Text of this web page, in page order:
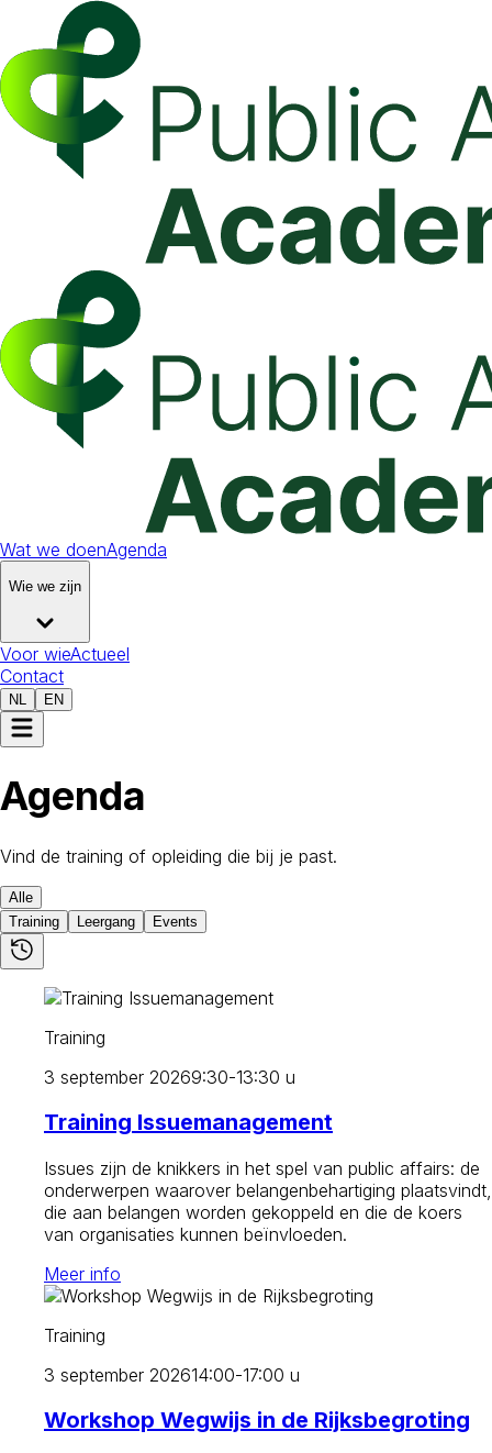
Wat we doenAgenda
Wie we zijn
Voor wieActueel
Contact
NL EN
Agenda
Vind de training of opleiding die bij je past.
Alle
Training
Leergang Events
Training
3 september 20269:30-13:30 u
Training Issuemanagement
Issues zijn de knikkers in het spel van public affairs: de
onderwerpen waarover belangenbehartiging plaatsvindt,
die aan belangen worden gekoppeld en die de koers
van organisaties kunnen beïnvloeden.
Meer info
Training
3 september 202614:00-17:00 u
Workshop Wegwijs in de Rijksbegroting